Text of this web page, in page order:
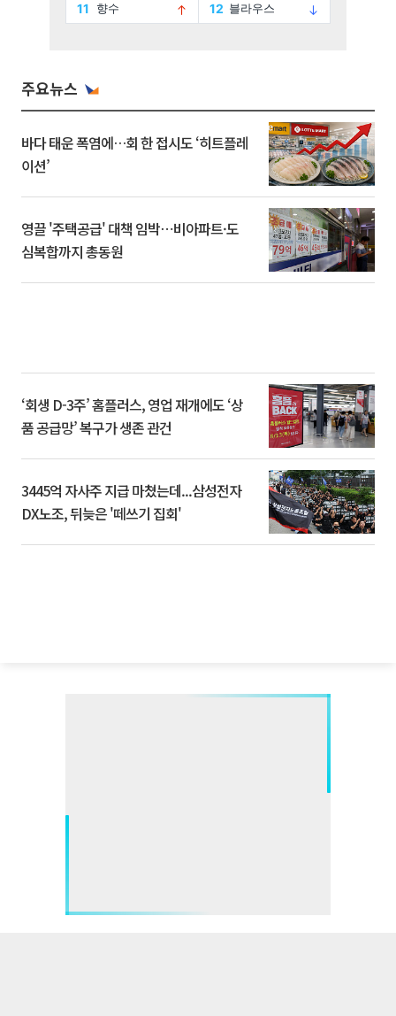
주요뉴스
바다 태운 폭염에…회 한 접시도 ‘히트플레
이션’
영끌 '주택공급' 대책 임박⋯비아파트·도
심복합까지 총동원
‘회생 D-3주’ 홈플러스, 영업 재개에도 ‘상
품 공급망’ 복구가 생존 관건
3445억 자사주 지급 마쳤는데...삼성전자
DX노조, 뒤늦은 '떼쓰기 집회'